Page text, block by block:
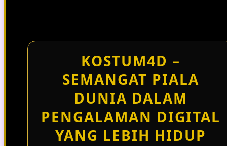
KOSTUM4D –
SEMANGAT PIALA
DUNIA DALAM
PENGALAMAN DIGITAL
YANG LEBIH HIDUP